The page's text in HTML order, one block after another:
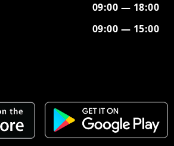
09:00 — 18:00
09:00 — 15:00